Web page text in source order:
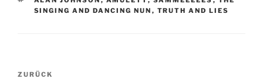
SINGING AND DANCING NUN , TRUTH AND LIES
Beitragsnavigation
Vorheriger
ZURÜCK